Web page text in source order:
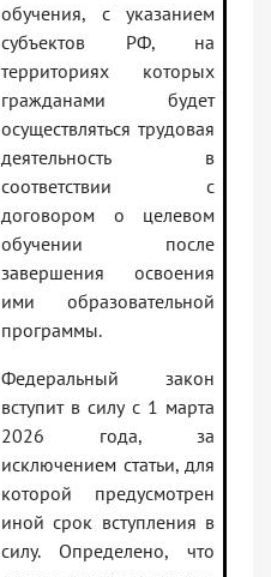
обучения, с указанием
субъектов РФ, на
территориях которых
гражданами будет
осуществляться трудовая
деятельность в
соответствии с
договором о целевом
обучении после
завершения освоения
ими образовательной
программы.
Федеральный закон
вступит в силу с 1 марта
2026 года, за
исключением статьи, для
которой предусмотрен
иной срок вступления в
силу. Определено, что